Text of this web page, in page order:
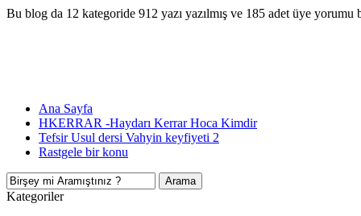
Bu blog da 12 kategoride 912 yazı yazılmış ve 185 adet üye yorumu
Ana Sayfa
HKERRAR -Haydarı Kerrar Hoca Kimdir
Tefsir Usul dersi Vahyin keyfiyeti 2
Rastgele bir konu
Kategoriler